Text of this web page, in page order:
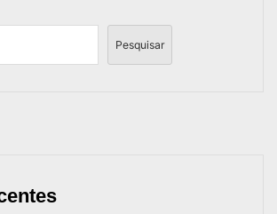
Pesquisar